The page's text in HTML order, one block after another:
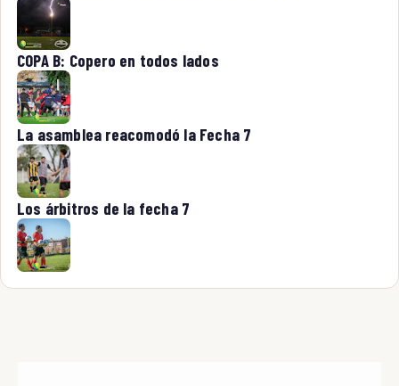
COPA B: Copero en todos lados
La asamblea reacomodó la Fecha 7
Los árbitros de la fecha 7